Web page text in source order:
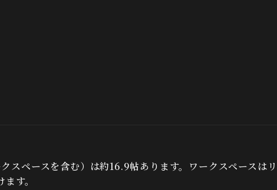
ペースを含む）は約16.9帖あります。ワークスペースは
す。